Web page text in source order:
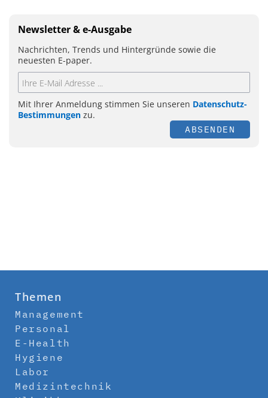
Newsletter & e-Ausgabe
Nachrichten, Trends und Hintergründe sowie die
neuesten E-paper.
Mit Ihrer Anmeldung stimmen Sie unseren Datenschutz-
Bestimmungen zu.
ABSENDEN
Themen
Management
Personal
E-Health
Hygiene
Labor
Medizintechnik